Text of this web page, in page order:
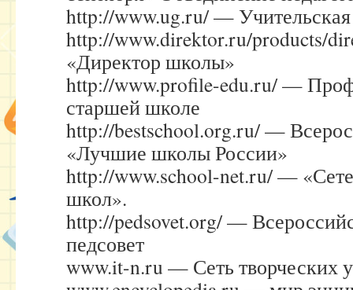
http://www.ug.ru/ — Учительская
http://www.direktor.ru/products/
«Директор школы»
http://www.profile-edu.ru/ —
старшей школе
http://bestschool.org.ru/ —
«Лучшие школы России»
http://www.school-net.ru/ —
школ».
http://pedsovet.org/ —
педсовет
www.it-n.ru — Сеть творческих